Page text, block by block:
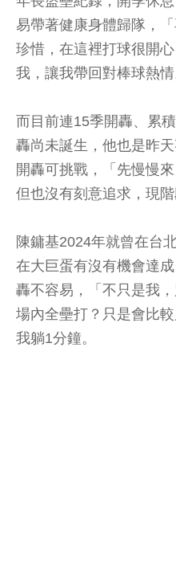
易帶著健康身體歸隊，
珍惜，在這裡打球很開
我，讓我帶回對棒球熱情
而目前連15季開轟、累
轟尚未誕生，他也是昨
開轟可挑戰，「先慢慢
但也沒有刻意追求，現
陳鏞基2024年就曾在台
在大巨蛋有沒有機會達
轟不容易，「不只是我
場內全壘打？只是會比
我躺1分鐘。